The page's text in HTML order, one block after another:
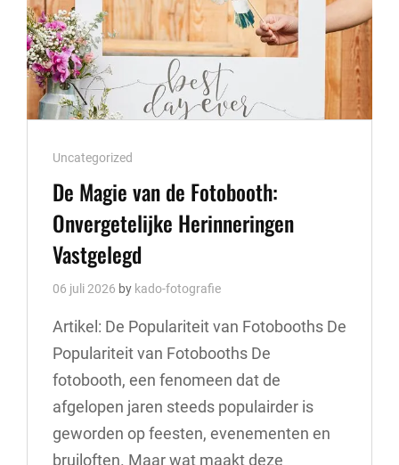
Cat
Links
Uncategorized
De Magie van de Fotobooth:
Onvergetelijke Herinneringen
Vastgelegd
06 juli 2026 by kado-fotografie
Artikel: De Populariteit van Fotobooths De
Populariteit van Fotobooths De
fotobooth, een fenomeen dat de
afgelopen jaren steeds populairder is
geworden op feesten, evenementen en
bruiloften. Maar wat maakt deze